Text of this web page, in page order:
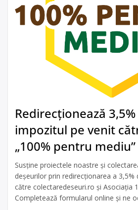
Redirecționează
impozitul pe venit
„100% pentru mediu”
Susține proiectele noastre și
deșeurilor prin redirecționarea a
către colectaredeseuri.ro și Asociația
Completează formularul online și ne